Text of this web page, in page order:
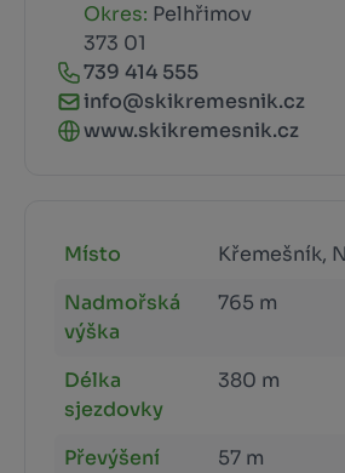
Okres: Pelhřimov
373 01
739 414 555
info@skikremesnik.cz
www.skikremesnik.cz
Místo
Křemešník,
Nadmořská
výška
765 m
Délka
sjezdovky
380 m
Převýšení
57 m